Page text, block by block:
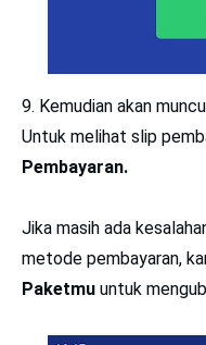
9. Kemudian akan
Untuk melihat slip
Pembayaran.
Jika masih ada
metode pembayaran,
Paketmu untuk